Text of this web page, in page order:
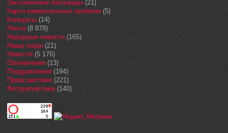
Заслуженные балхашцы (21)
Карта коммунальных проблем (5)
Конкурсы (14)
Лента (8 878)
Народные новости (165)
Наши люди (21)
Новости (5 176)
Объявления (13)
Поздравления (194)
Происшествия (221)
Фоторепортажи (140)